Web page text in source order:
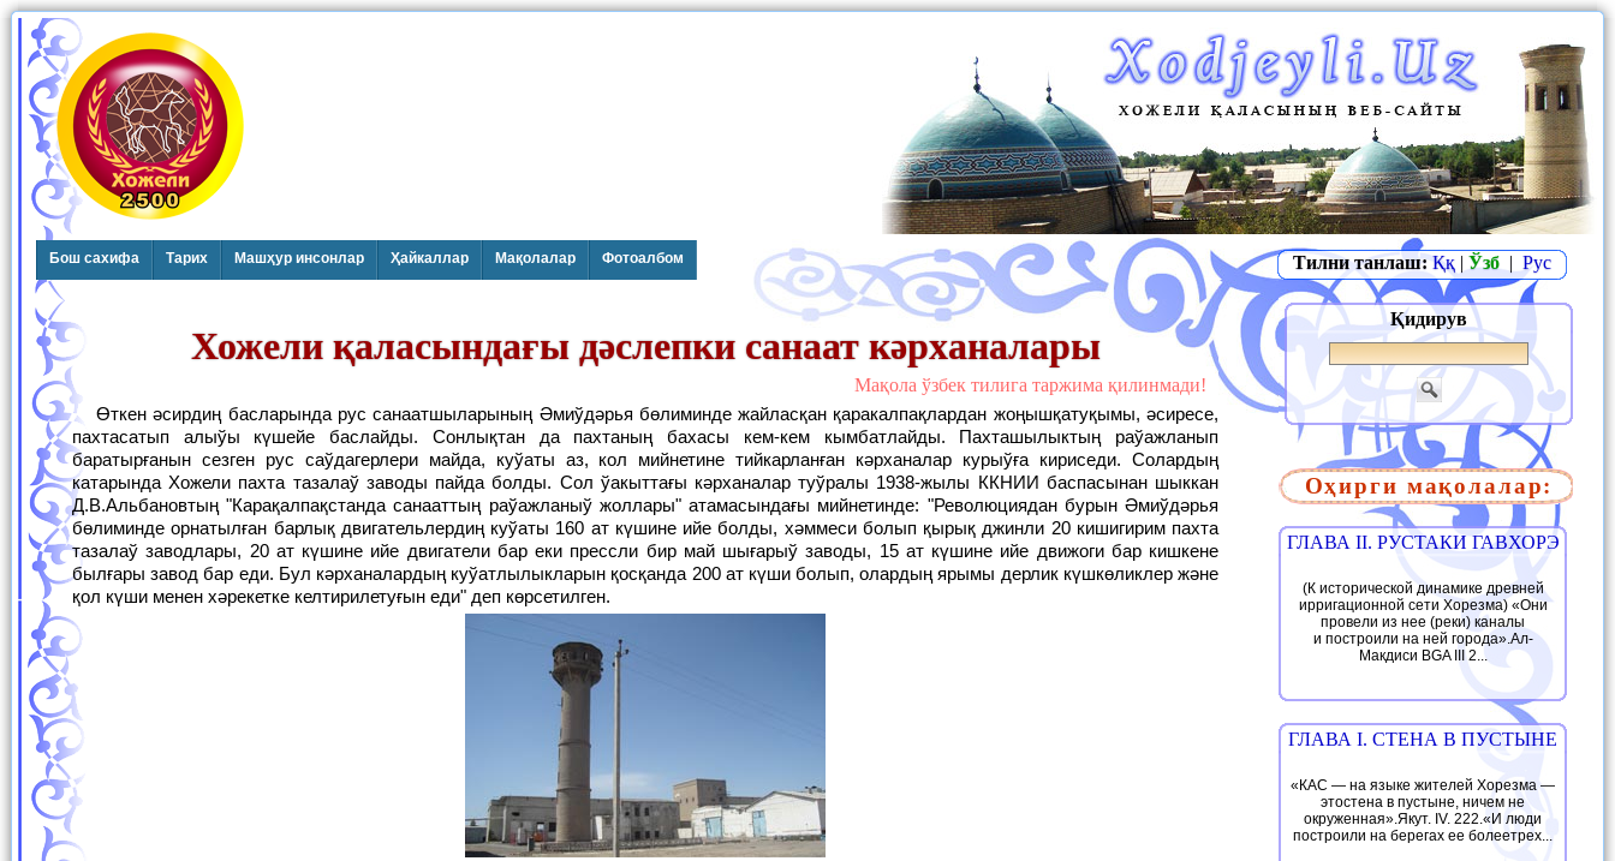
Бош сахифа Тарих Машҳур инсонлар Ҳайкаллар Мақолалар Фотоалбом Тилни танлаш: Ққ | Ўзб | Рус
Хожели қаласындағы дәслепки санаат кәрханалары
Мақола ўзбек тилига таржима қилинмади!
Өткен әсирдиң басларында рус санаатшыларының Әмиўдәрья бөлиминде жайласқан қаракалпақлардан жоңышқатуқымы, әсиресе,
пахтасатып алыўы күшейе баслайды. Сонлықтан да пахтаның бахасы кем-кем кымбатлайды. Пахташылыктың раўажланып
баратырғанын сезген рус саўдагерлери майда, куўаты аз, кол мийнетине тийкарланған кәрханалар курыўға кириседи. Солардың
катарында Хожели пахта тазалаў заводы пайда болды. Сол ўакыттағы кәрханалар туўралы 1938-жылы ККНИИ баспасынан шыккан
Д.В.Альбановтың "Карақалпақстанда санааттың раўажланыў жоллары" атамасындағы мийнетинде: "Революциядан бурын Әмиўдәрья
бөлиминде орнатылған барлық двигательлердиң куўаты 160 ат күшине ийе болды, хәммеси болып қырық джинли 20 кишигирим пахта
тазалаў заводлары, 20 ат күшине ийе двигатели бар еки прессли бир май шығарыў заводы, 15 ат күшине ийе движоги бар кишкене
былғары завод бар еди. Бул кәрханалардың куўатлылыкларын қосқанда 200 ат күши болып, олардың ярымы дерлик күшкөликлер және
қол күши менен хәрекетке келтирилетуғын еди" деп көрсетилген.
Қидирув
Оҳирги мақолалар:
ГЛАВА II. РУСТАКИ ГАВХОРЭ
(К исторической динамике древней
ирригационной сети Хорезма) «Они
провели из нее (реки) каналы
и построили на ней города».Ал-
Макдиси BGA III 2...
ГЛАВА I. СТЕНА В ПУСТЫНЕ
«КАС — на языке жителей Хорезма —
этостена в пустыне, ничем не
окруженная».Якут. IV. 222.«И люди
построили на берегах ее болеетрех...